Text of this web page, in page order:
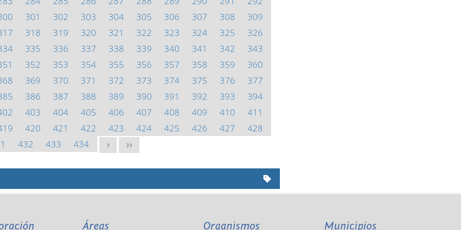
301 302 303 304 305 306 307 308
309
318 319 320 321 322 323 324 325
326
335 336 337 338 339 340 341 342
343
352 353 354 355 356 357 358 359
360
369 370 371 372 373 374 375 376
377
386 387 388 389 390 391 392 393
394
403 404 405 406 407 408 409 410
411
420 421 422 423 424 425 426 427
428
432 433 434 > >>
Áreas Organismos Municipios